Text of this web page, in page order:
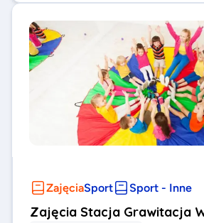
ZajęciaSport Sport - Inne
Zajęcia Stacja Grawitacja